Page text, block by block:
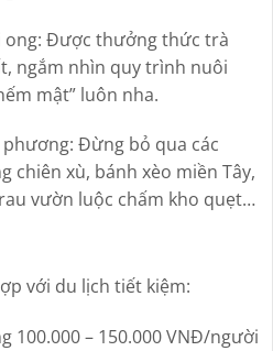
ong: Được thưởng thức trà
ngắm nhìn quy trình nuôi
mật” luôn nha.
phương: Đừng bỏ qua các
chiên xù, bánh xèo miền Tây,
vườn luộc chấm kho quẹt…
với du lịch tiết kiệm:
100.000 – 150.000 VNĐ/người